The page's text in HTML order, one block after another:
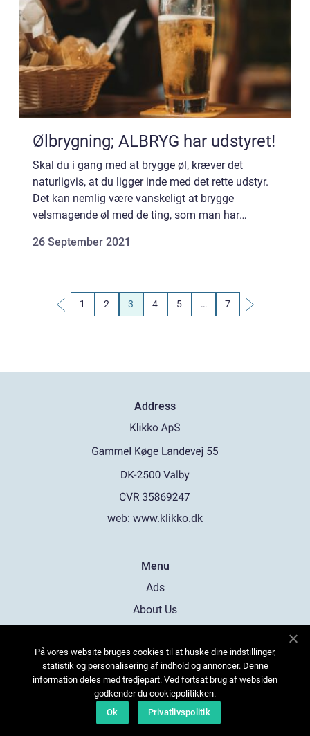
Ølbrygning; ALBRYG har udstyret!
Skal du i gang med at brygge øl, kræver det
naturligvis, at du ligger inde med det rette udstyr.
Det kan nemlig være vanskeligt at brygge
velsmagende øl med de ting, som man har
mulighed for at blive klog...
26 September 2021
1 2 3 4 5 … 7
Address
web: www.klikko.dk
Menu
Ads
About Us
Contact
Sitemap
På vores website bruges cookies til at huske dine indstillinger,
statistik og personalisering af indhold og annoncer. Denne
information deles med tredjepart. Ved fortsat brug af websiden
godkender du cookiepolitikken.
Ok
Privatlivspolitik